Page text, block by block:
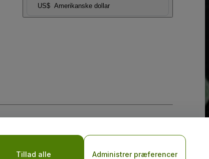
US$ Amerikanske dollar
Tillad alle Administrer præferencer